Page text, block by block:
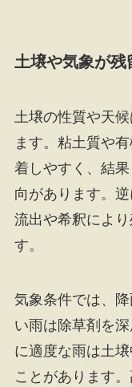
土壌や気象が残
土壌の性質や天
ます。粘土質や
着しやすく、結
向があります。
流出や希釈によ
す。
気象条件では、
い雨は除草剤を
に適度な雨は土
ことがあります